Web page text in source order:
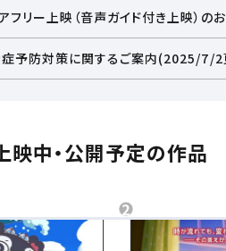
／マイケル
：特製コレクタブルカード YoungMJ ver.
・ストーリー5
ホームページ更新の都合上、反映まで
配布状況につきましては、映画館までお
フリー上映（音声ガイド付き上映）の
予防対策に関するご案内(2025/7/2
映中・公開予定の作品